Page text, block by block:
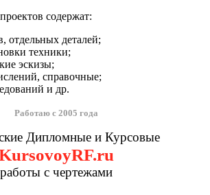
содержат:
отдельных деталей;
техники;
эскизы;
справочные;
и др.
Работаю с 2005 года
Дипломные и Курсовые
работы с чертежами